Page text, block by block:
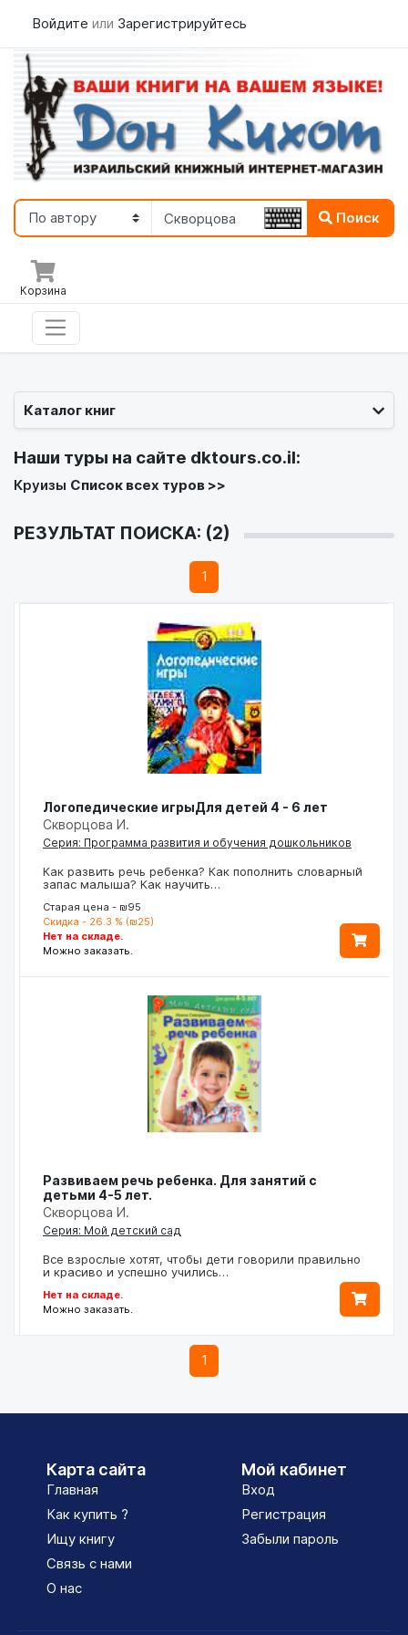
Войдите или Зарегистрируйтесь
Поиск
Корзина
Каталог книг
Наши туры на сайте dktours.co.il:
Круизы Список всех туров >>
РЕЗУЛЬТАТ ПОИСКА: (2)
1
Логопедические игрыДля детей 4 - 6 лет
Скворцова И.
Серия: Программа развития и обучения дошкольников
Как развить речь ребенка? Как пополнить словарный
запас малыша? Как научить…
Старая цена - ₪95
Скидка - 26.3 % (₪25)
Нет на складе.
Можно заказать.
Развиваем речь ребенка. Для занятий с
детьми 4-5 лет.
Скворцова И.
Серия: Мой детский сад
Все взрослые хотят, чтобы дети говорили правильно
и красиво и успешно учились…
Нет на складе.
Можно заказать.
1
Карта сайта
Главная
Как купить ?
Ищу книгу
Связь с нами
О нас
Мой кабинет
Вход
Регистрация
Забыли пароль